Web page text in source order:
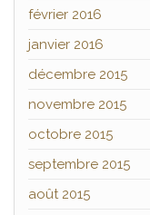
février 2016
janvier 2016
décembre 2015
novembre 2015
octobre 2015
septembre 2015
août 2015